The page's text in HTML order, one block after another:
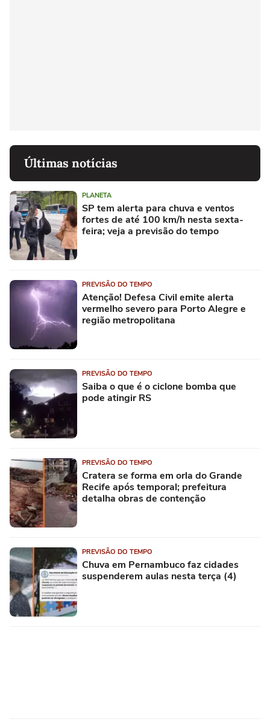
Últimas notícias
PLANETA
SP tem alerta para chuva e ventos
fortes de até 100 km/h nesta sexta-
feira; veja a previsão do tempo
PREVISÃO DO TEMPO
Atenção! Defesa Civil emite alerta
vermelho severo para Porto Alegre e
região metropolitana
PREVISÃO DO TEMPO
Saiba o que é o ciclone bomba que
pode atingir RS
PREVISÃO DO TEMPO
Cratera se forma em orla do Grande
Recife após temporal; prefeitura
detalha obras de contenção
PREVISÃO DO TEMPO
Chuva em Pernambuco faz cidades
suspenderem aulas nesta terça (4)